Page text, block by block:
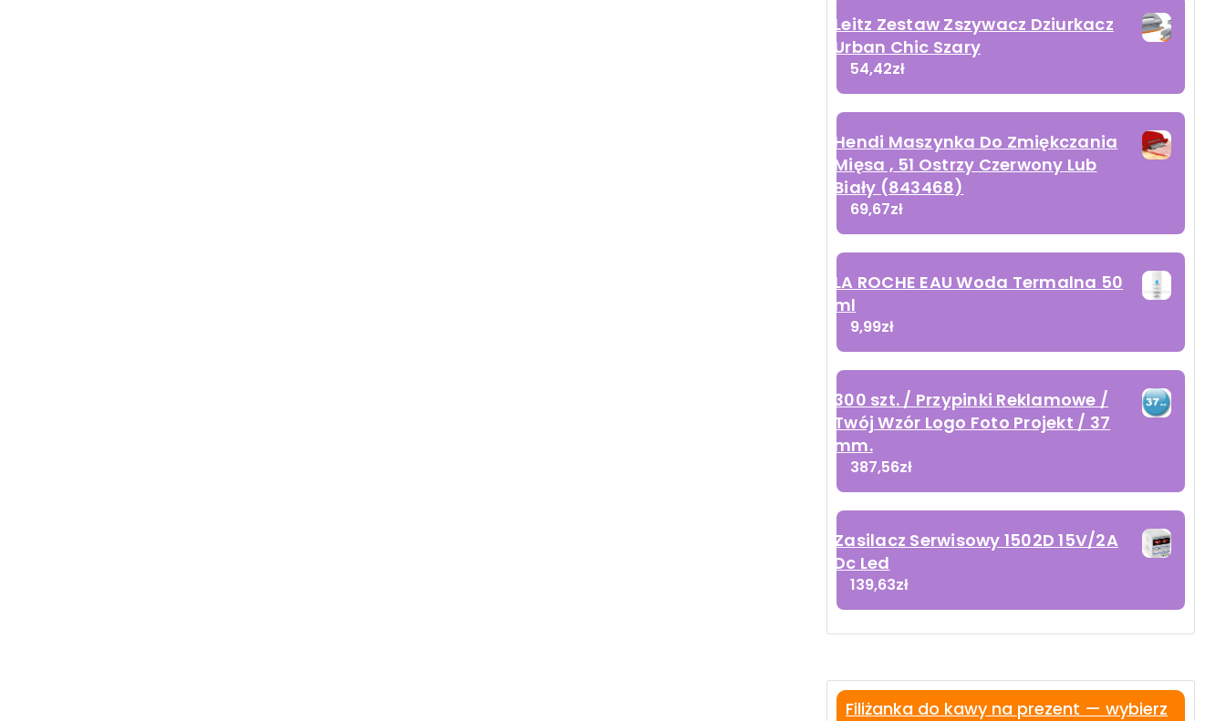
Leitz Zestaw Zszywacz Dziurkacz
Urban Chic Szary
54,42zł
Hendi Maszynka Do Zmiękczania
Mięsa , 51 Ostrzy Czerwony Lub
Biały (843468)
69,67zł
LA ROCHE EAU Woda Termalna 50
ml
9,99zł
300 szt. / Przypinki Reklamowe /
Twój Wzór Logo Foto Projekt / 37
mm.
387,56zł
Zasilacz Serwisowy 1502D 15V/2A
Dc Led
139,63zł
Filiżanka do kawy na prezent — wybierz